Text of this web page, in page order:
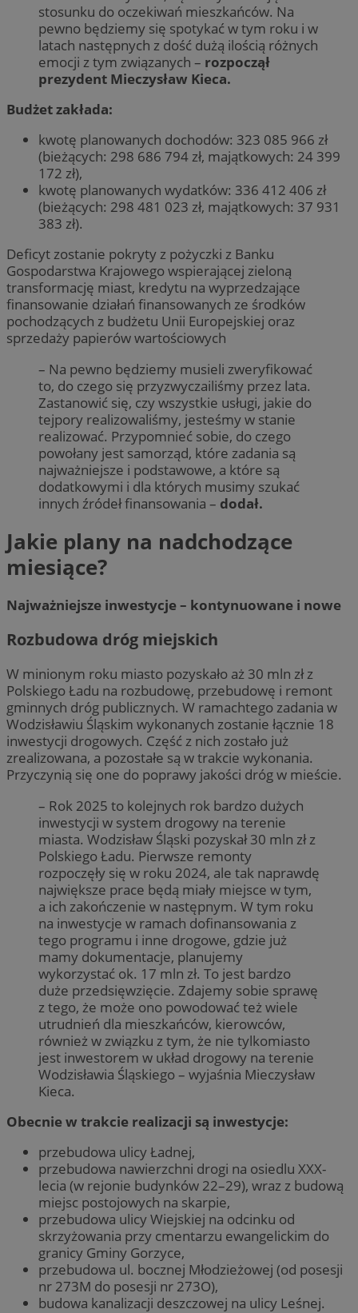
stosunku do oczekiwań mieszkańców. Na
pewno będziemy się spotykać w tym roku i w
latach następnych z dość dużą ilością różnych
emocji z tym związanych – rozpoczął
prezydent Mieczysław Kieca.
Budżet zakłada:
kwotę planowanych dochodów: 323 085 966 zł
(bieżących: 298 686 794 zł, majątkowych: 24 399
172 zł),
kwotę planowanych wydatków: 336 412 406 zł
(bieżących: 298 481 023 zł, majątkowych: 37 931
383 zł).
Deficyt zostanie pokryty z pożyczki z Banku
Gospodarstwa Krajowego wspierającej zieloną
transformację miast, kredytu na wyprzedzające
finansowanie działań finansowanych ze środków
pochodzących z budżetu Unii Europejskiej oraz
sprzedaży papierów wartościowych
– Na pewno będziemy musieli zweryfikować
to, do czego się przyzwyczailiśmy przez lata.
Zastanowić się, czy wszystkie usługi, jakie do
tejpory realizowaliśmy, jesteśmy w stanie
realizować. Przypomnieć sobie, do czego
powołany jest samorząd, które zadania są
najważniejsze i podstawowe, a które są
dodatkowymi i dla których musimy szukać
innych źródeł finansowania – dodał.
Jakie plany na nadchodzące
miesiące?
Najważniejsze inwestycje – kontynuowane i nowe
Rozbudowa dróg miejskich
W minionym roku miasto pozyskało aż 30 mln zł z
Polskiego Ładu na rozbudowę, przebudowę i remont
gminnych dróg publicznych. W ramachtego zadania w
Wodzisławiu Śląskim wykonanych zostanie łącznie 18
inwestycji drogowych. Część z nich zostało już
zrealizowana, a pozostałe są w trakcie wykonania.
Przyczynią się one do poprawy jakości dróg w mieście.
– Rok 2025 to kolejnych rok bardzo dużych
inwestycji w system drogowy na terenie
miasta. Wodzisław Śląski pozyskał 30 mln zł z
Polskiego Ładu. Pierwsze remonty
rozpoczęły się w roku 2024, ale tak naprawdę
największe prace będą miały miejsce w tym,
a ich zakończenie w następnym. W tym roku
na inwestycje w ramach dofinansowania z
tego programu i inne drogowe, gdzie już
mamy dokumentacje, planujemy
wykorzystać ok. 17 mln zł. To jest bardzo
duże przedsięwzięcie. Zdajemy sobie sprawę
z tego, że może ono powodować też wiele
utrudnień dla mieszkańców, kierowców,
również w związku z tym, że nie tylkomiasto
jest inwestorem w układ drogowy na terenie
Wodzisławia Śląskiego – wyjaśnia Mieczysław
Kieca.
Obecnie w trakcie realizacji są inwestycje:
przebudowa ulicy Ładnej,
przebudowa nawierzchni drogi na osiedlu XXX-
lecia (w rejonie budynków 22–29), wraz z budową
miejsc postojowych na skarpie,
przebudowa ulicy Wiejskiej na odcinku od
skrzyżowania przy cmentarzu ewangelickim do
granicy Gminy Gorzyce,
przebudowa ul. bocznej Młodzieżowej (od posesji
nr 273M do posesji nr 273O),
budowa kanalizacji deszczowej na ulicy Leśnej.